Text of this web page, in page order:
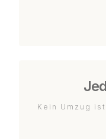
Kein Umzug